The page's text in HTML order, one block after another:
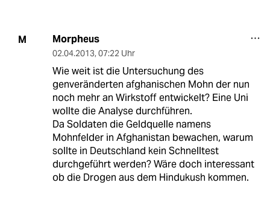
M Morpheus
02.04.2013, 07:22 Uhr
Wie weit ist die Untersuchung des
genveränderten afghanischen Mohn der nun
noch mehr an Wirkstoff entwickelt? Eine Uni
wollte die Analyse durchführen.
Da Soldaten die Geldquelle namens
Mohnfelder in Afghanistan bewachen, warum
sollte in Deutschland kein Schnelltest
durchgeführt werden? Wäre doch interessant
ob die Drogen aus dem Hindukush kommen.